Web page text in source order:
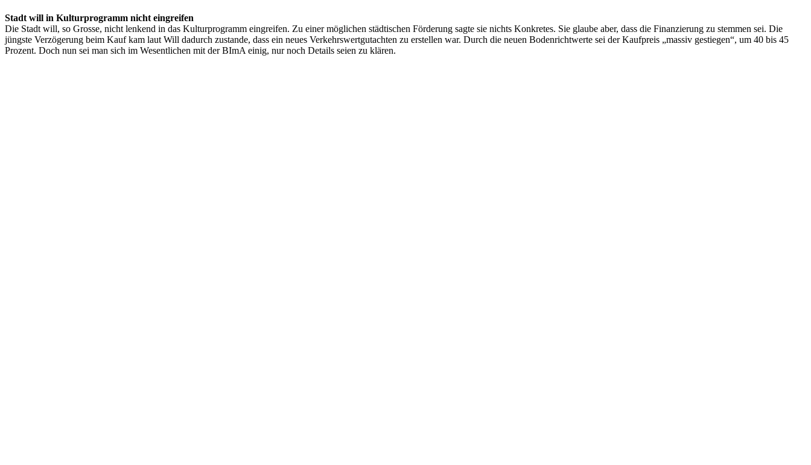
Stadt will in Kulturprogramm nicht eingreifen
Die Stadt will, so Grosse, nicht lenkend in das Kulturprogramm eingreifen. Zu einer möglichen städtischen Förderung sagte sie nichts Konkretes. Sie glaube aber, dass die Finanzierung zu stemmen sei. Die
jüngste Verzögerung beim Kauf kam laut Will dadurch zustande, dass ein neues Verkehrswertgutachten zu erstellen war. Durch die neuen Bodenrichtwerte sei der Kaufpreis „massiv gestiegen“, um 40 bis 45
Prozent. Doch nun sei man sich im Wesentlichen mit der BImA einig, nur noch Details seien zu klären.